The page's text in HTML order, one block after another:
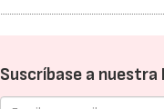
Suscríbase a